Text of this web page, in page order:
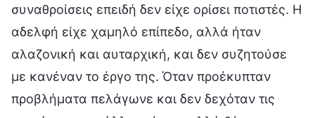
συναθροίσεις επειδή δεν είχε ορίσει ποτιστές. Η
αδελφή είχε χαμηλό επίπεδο, αλλά ήταν
αλαζονική και αυταρχική, και δεν συζητούσε
με κανέναν το έργο της. Όταν προέκυπταν
προβλήματα πελάγωνε και δεν δεχόταν τις